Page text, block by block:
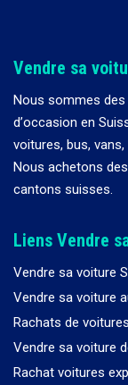
Vendre sa
Nous sommes
d’occasion en
voitures, bus,
Nous achetons
cantons suisses.
Liens Vendre
Vendre sa voiture
Vendre sa voiture
Rachats de
Vendre sa voiture
Rachat voitures